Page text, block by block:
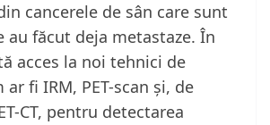
cancerele de sân care sunt
au făcut deja metastaze. În
acces la noi tehnici de
fi IRM, PET-scan și, de
CT, pentru detectarea